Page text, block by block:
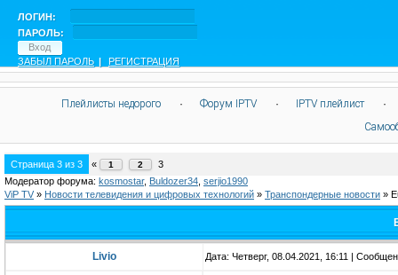
ЛОГИН:
ПАРОЛЬ:
ЗАБЫЛ ПАРОЛЬ | РЕГИСТРАЦИЯ
Плейлисты недорого · Форум IPTV · IPTV плейлист
·
Страница 3 из 3 « 1 2
3
Модератор форума: kosmostar, Buldozer34 serjio1990
ViP TV » Новости телевидения и цифровых технологий » Транспондерные новости »
Livio Дата: Четверг, 08.04.2021, 16:11 |